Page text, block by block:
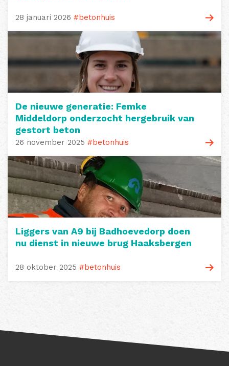
28 januari 2026 #betonhuis
De nieuwe generatie: Femke
Middeldorp onderzocht hergebruik van
gestort beton
26 november 2025 #betonhuis
Liggers van A9 bij Badhoevedorp doen
nu dienst in nieuwe brug Haaksbergen
28 oktober 2025 #betonhuis